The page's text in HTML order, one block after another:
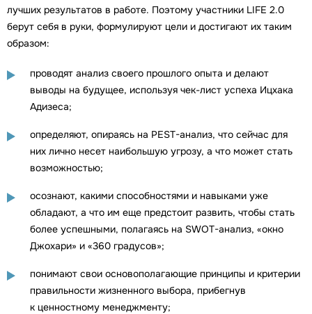
лучших результатов в работе. Поэтому участники LIFE 2.0
берут себя в руки, формулируют цели и достигают их таким
образом:
проводят анализ своего прошлого опыта и делают
выводы на будущее, используя чек-лист успеха Ицхака
Адизеса;
определяют, опираясь на PEST-анализ, что сейчас для
них лично несет наибольшую угрозу, а что может стать
возможностью;
осознают, какими способностями и навыками уже
обладают, а что им еще предстоит развить, чтобы стать
более успешными, полагаясь на SWOT-анализ, «окно
Джохари» и «360 градусов»;
понимают свои основополагающие принципы и критерии
правильности жизненного выбора, прибегнув
к ценностному менеджменту;